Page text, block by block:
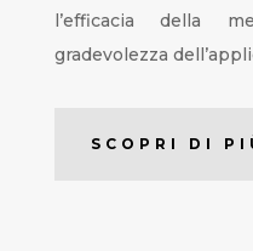
l’efficacia della
gradevolezza
SCOPRI DI